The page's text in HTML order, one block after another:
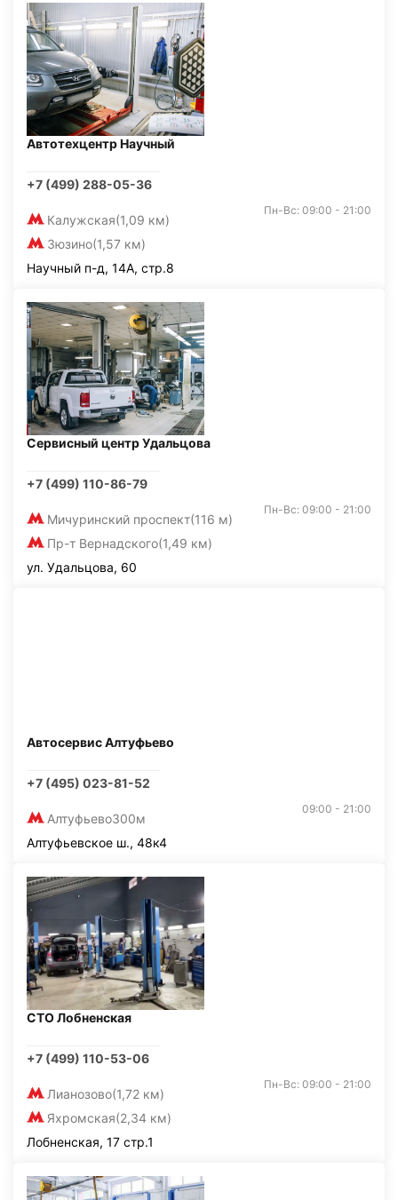
Автотехцентр Научный
+7 (499) 288-05-36
Калужская(1,09 км)
Зюзино(1,57 км)
Пн-Вс: 09:00 - 21:00
Научный п-д, 14А, стр.8
Сервисный центр Удальцова
+7 (499) 110-86-79
Мичуринский проспект(116 м)
Пр-т Вернадского(1,49 км)
Пн-Вс: 09:00 - 21:00
ул. Удальцова, 60
Автосервис Алтуфьево
+7 (495) 023-81-52
Алтуфьево300м
09:00 - 21:00
Алтуфьевское ш., 48к4
СТО Лобненская
+7 (499) 110-53-06
Лианозово(1,72 км)
Яхромская(2,34 км)
Пн-Вс: 09:00 - 21:00
Лобненская, 17 стр.1